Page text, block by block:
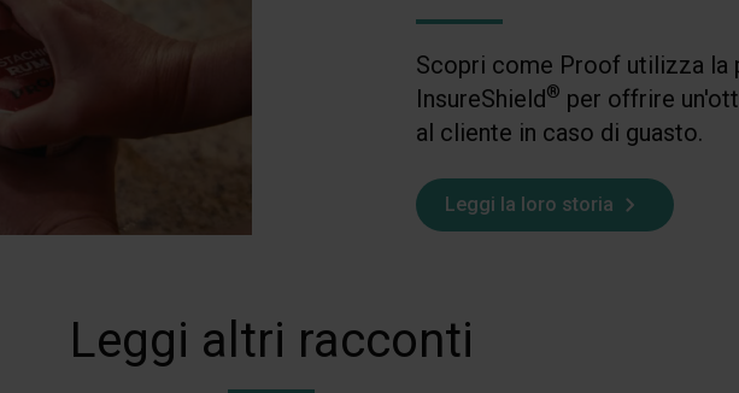
Scopri come Proof utilizza la
InsureShield® per offrire
al cliente in caso di guasto.
Leggi la loro storia
Leggi altri racconti